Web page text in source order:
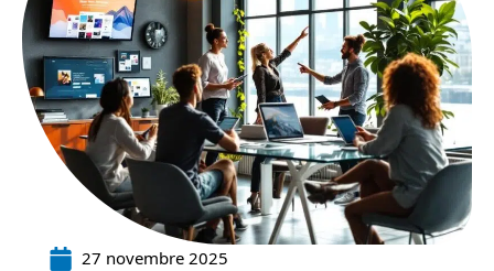
27 novembre 2025